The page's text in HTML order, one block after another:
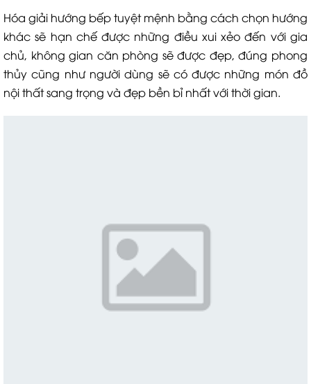
Hóa giải hướng bếp tuyệt mệnh bằng cách chọn hướng
khác sẽ hạn chế được những điều xui xẻo đến với gia
chủ, không gian căn phòng sẽ được đẹp, đúng phong
thủy cũng như người dùng sẽ có được những món đồ
nội thất sang trọng và đẹp bền bỉ nhất với thời gian.